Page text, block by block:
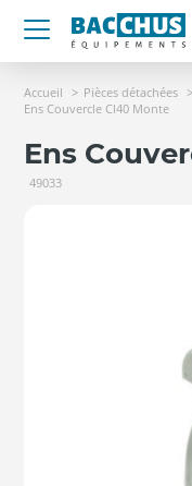
Accueil Pièces détachées
Ens Couvercle Cl40 Monte
Ens
49033